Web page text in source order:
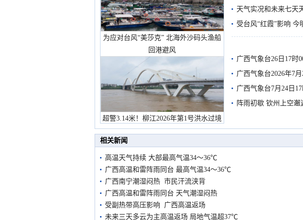
为应对台风“美莎克” 北海外沙码头渔船
回港避风
超警3.14米！柳江2026年第1号洪水过境
市民在堤岸见证汛况
天气实况和未来七天
受台风“红霞”影响
有较强降雨
广西气象台26日17时
广西气象台2026年7
预警
广西气象台7月24日
阵雨初歇 钦州上空
相关新闻
高温天气持续 大部最高气温34～36℃
广西高温和雷阵雨同台 最高气温34～36℃
广西南宁潮湿闷热 市民汗流浃背
广西高温和雷阵雨同台 天气潮湿闷热
受副热带高压影响 广西高温返场
未来三天多云为主高温返场 局地气温超37℃